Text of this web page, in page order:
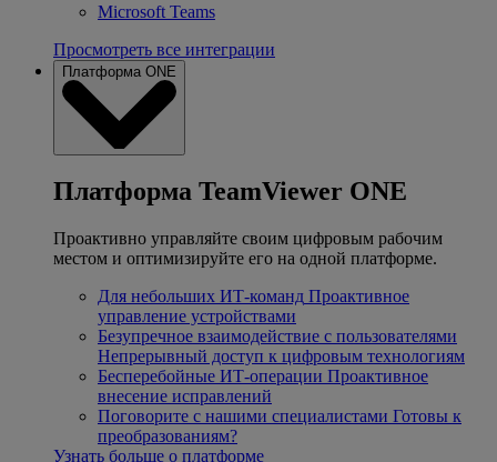
Microsoft Teams
Просмотреть все интеграции
Платформа ONE
Платформа TeamViewer ONE
Проактивно управляйте своим цифровым рабочим
местом и оптимизируйте его на одной платформе.
Для небольших ИТ-команд Проактивное
управление устройствами
Безупречное взаимодействие с пользователями
Непрерывный доступ к цифровым технологиям
Бесперебойные ИТ-операции Проактивное
внесение исправлений
Поговорите с нашими специалистами Готовы к
преобразованиям?
Узнать больше о платформе